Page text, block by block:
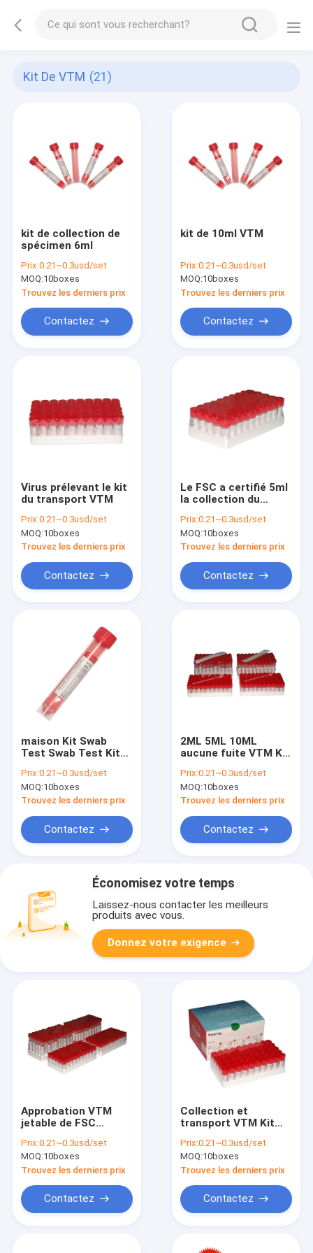
Kit De VTM (21)
kit de collection de
spécimen 6ml
Prix:0.21~0.3usd/set
MOQ:10boxes
Trouvez les derniers prix
Contactez
kit de 10ml VTM
Prix:0.21~0.3usd/set
MOQ:10boxes
Trouvez les derniers prix
Contactez
Virus prélevant le kit
du transport VTM
Prix:0.21~0.3usd/set
MOQ:10boxes
Trouvez les derniers prix
Contactez
Le FSC a certifié 5ml
la collection du
Kit Disposable For
Virus Specimen
Prix:0.21~0.3usd/set
MOQ:10boxes
Trouvez les derniers prix
Contactez
maison Kit Swab
Test Swab Test Kit
6Ml 10Ml
Prix:0.21~0.3usd/set
MOQ:10boxes
Trouvez les derniers prix
Contactez
2ML 5ML 10ML
aucune fuite VTM Kit
Swab
Prix:0.21~0.3usd/set
MOQ:10boxes
Trouvez les derniers prix
Contactez
Économisez votre temps
Laissez-nous contacter les meilleurs
produits avec vous.
Donnez votre exigence
Approbation VTM
jetable de FSC
Test Home
Collection pour
Covid-19
Prix:0.21~0.3usd/set
MOQ:10boxes
Trouvez les derniers prix
Contactez
Collection et
transport VTM Kit
de l'approbation
ISO13485
Prix:0.21~0.3usd/set
MOQ:10boxes
Trouvez les derniers prix
Contactez